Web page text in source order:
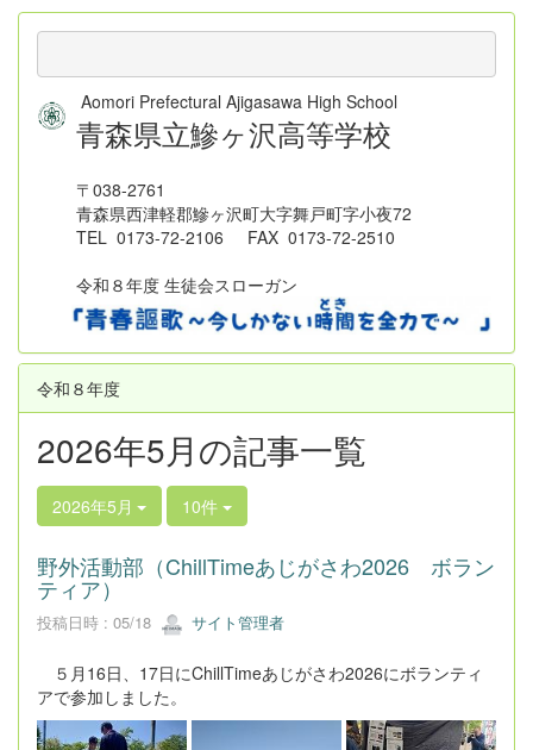
Aomori Prefectural Ajigasawa High School
青森県立鰺ヶ沢高等学校
〒038-2761
青森県西津軽郡鰺ヶ沢町大字舞戸町字小夜72
TEL 0173-72-2106 FAX 0173-72-2510
令和８年度 生徒会スローガン
令和８年度
2026年5月の記事一覧
2026年5月 10件
野外活動部（ChillTimeあじがさわ2026 ボラン
ティア）
投稿日時 : 05/18 サイト管理者
５月16日、17日にChillTimeあじがさわ2026にボランティ
アで参加しました。